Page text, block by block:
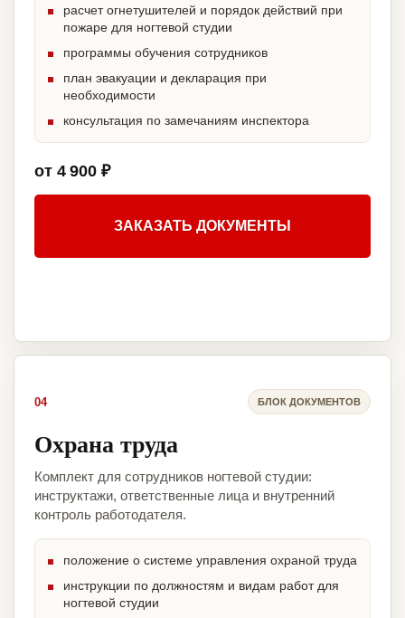
расчет огнетушителей и порядок действий при
пожаре для ногтевой студии
программы обучения сотрудников
план эвакуации и декларация при
необходимости
консультация по замечаниям инспектора
от 4 900 ₽
ЗАКАЗАТЬ ДОКУМЕНТЫ
04 БЛОК ДОКУМЕНТОВ
Охрана труда
Комплект для сотрудников ногтевой студии:
инструктажи, ответственные лица и внутренний
контроль работодателя.
положение о системе управления охраной труда
инструкции по должностям и видам работ для
ногтевой студии